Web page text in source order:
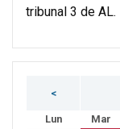
tribunal 3 de AL.
<
Lun Mar